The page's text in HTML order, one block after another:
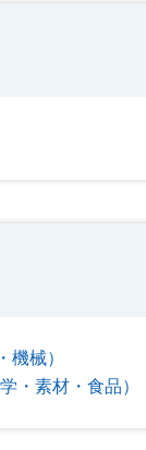
機械）
・素材・食品）